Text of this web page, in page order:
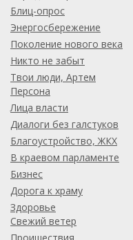
Блиц-опрос
Энергосбережение
Поколение нового века
Никто не забыт
Твои люди, Артем
Персона
Лица власти
Диалоги без галстуков
Благоустройство, ЖКХ
В краевом парламенте
Бизнес
Дорога к храму
Здоровье
Свежий ветер